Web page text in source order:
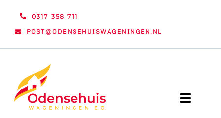
0317 358 711
POST@ODENSEHUISWAGENINGEN.NL
Toggle